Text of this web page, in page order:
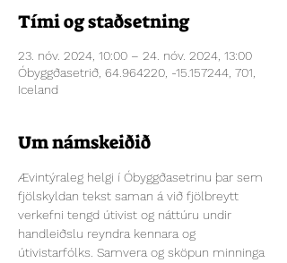
Tími og staðsetning
23. nóv. 2024, 10:00 – 24. nóv. 2024, 13:00
Óbyggðasetrið, 64.964220, -15.157244, 701,
Iceland
Um námskeiðið
Ævintýraleg helgi í Óbyggðasetrinu þar sem
fjölskyldan tekst saman á við fjölbreytt
verkefni tengd útivist og náttúru undir
handleiðslu reyndra kennara og
útivistarfólks. Samvera og sköpun minninga